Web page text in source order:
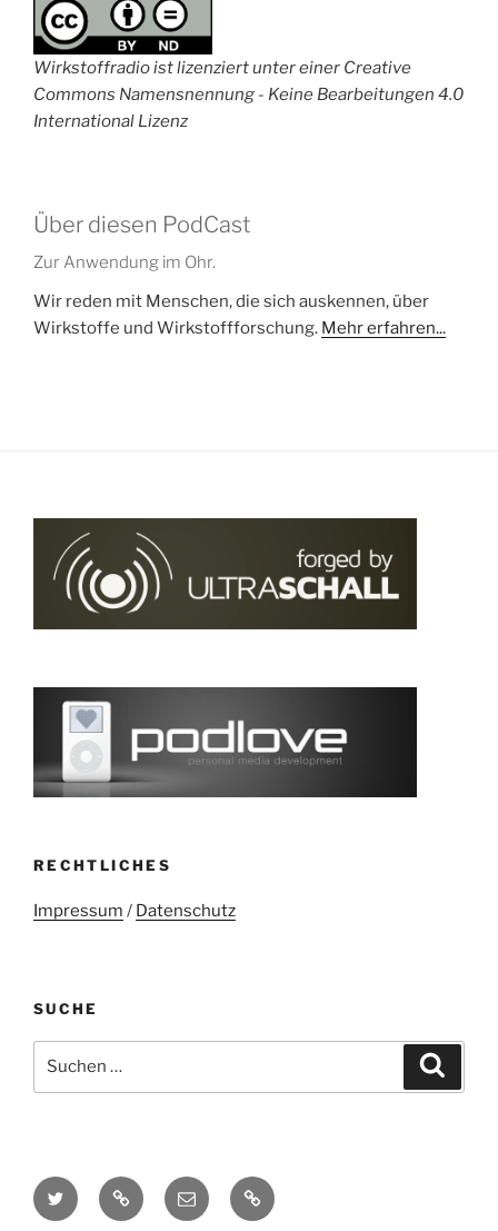
Wirkstoffradio ist lizenziert unter einer Creative
Commons Namensnennung - Keine Bearbeitungen 4.0
International Lizenz
Über diesen PodCast
Zur Anwendung im Ohr.
Wir reden mit Menschen, die sich auskennen, über
Wirkstoffe und Wirkstoffforschung. Mehr erfahren...
RECHTLICHES
Impressum / Datenschutz
SUCHE
nach:
Twitter Mastodon
E-
Mail
Kontakt